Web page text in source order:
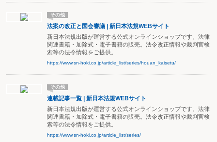
その他
法案の改正と国会審議 | 新日本法規WEBサイト
新日本法規出版が運営する公式オンラインショップです。法律
関連書籍・加除式・電子書籍の販売。法令改正情報や裁判官検
索等の法令情報をご提供。
https://www.sn-hoki.co.jp/article_list/series/houan_kaisetu/
その他
連載記事一覧 | 新日本法規WEBサイト
新日本法規出版が運営する公式オンラインショップです。法律
関連書籍・加除式・電子書籍の販売。法令改正情報や裁判官検
索等の法令情報をご提供。
https://www.sn-hoki.co.jp/article_list/series/